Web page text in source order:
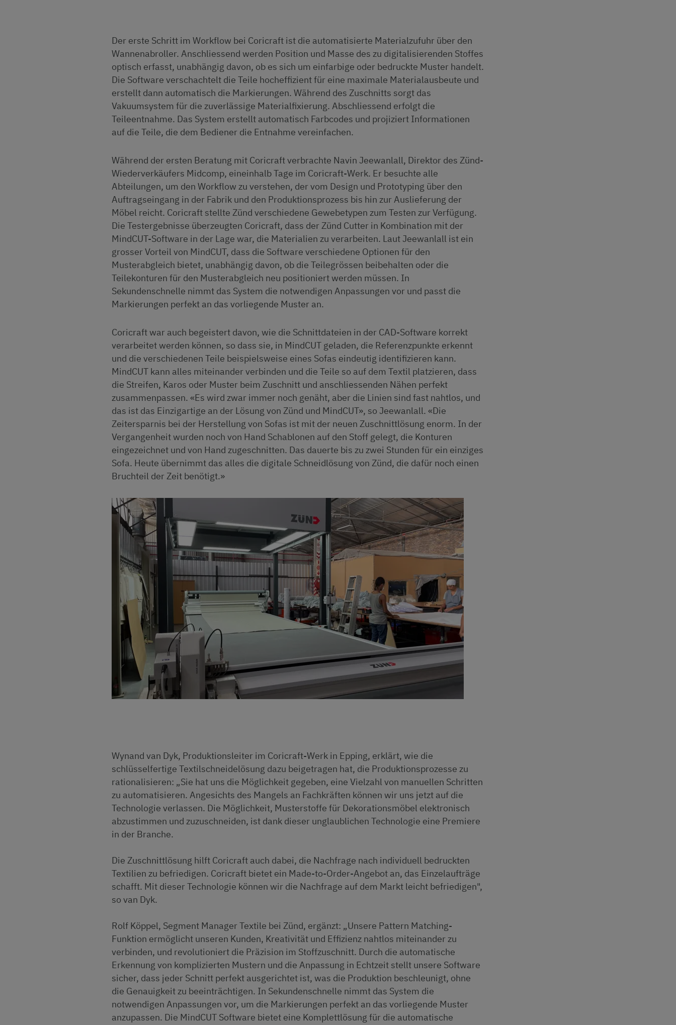
Der erste Schritt im Workflow bei Coricraft ist die automatisierte Materialzufuhr über den
Wannenabroller. Anschliessend werden Position und Masse des zu digitalisierenden Stoffes
optisch erfasst, unabhängig davon, ob es sich um einfarbige oder bedruckte Muster handelt.
Die Software verschachtelt die Teile hocheffizient für eine maximale Materialausbeute und
erstellt dann automatisch die Markierungen. Während des Zuschnitts sorgt das
Vakuumsystem für die zuverlässige Materialfixierung. Abschliessend erfolgt die
Teileentnahme. Das System erstellt automatisch Farbcodes und projiziert Informationen
auf die Teile, die dem Bediener die Entnahme vereinfachen.
Während der ersten Beratung mit Coricraft verbrachte Navin Jeewanlall, Direktor des Zünd-
Wiederverkäufers Midcomp, eineinhalb Tage im Coricraft-Werk. Er besuchte alle
Abteilungen, um den Workflow zu verstehen, der vom Design und Prototyping über den
Auftragseingang in der Fabrik und den Produktionsprozess bis hin zur Auslieferung der
Möbel reicht. Coricraft stellte Zünd verschiedene Gewebetypen zum Testen zur Verfügung.
Die Testergebnisse überzeugten Coricraft, dass der Zünd Cutter in Kombination mit der
MindCUT-Software in der Lage war, die Materialien zu verarbeiten. Laut Jeewanlall ist ein
grosser Vorteil von MindCUT, dass die Software verschiedene Optionen für den
Musterabgleich bietet, unabhängig davon, ob die Teilegrössen beibehalten oder die
Teilekonturen für den Musterabgleich neu positioniert werden müssen. In
Sekundenschnelle nimmt das System die notwendigen Anpassungen vor und passt die
Markierungen perfekt an das vorliegende Muster an.
Coricraft war auch begeistert davon, wie die Schnittdateien in der CAD-Software korrekt
verarbeitet werden können, so dass sie, in MindCUT geladen, die Referenzpunkte erkennt
und die verschiedenen Teile beispielsweise eines Sofas eindeutig identifizieren kann.
MindCUT kann alles miteinander verbinden und die Teile so auf dem Textil platzieren, dass
die Streifen, Karos oder Muster beim Zuschnitt und anschliessenden Nähen perfekt
zusammenpassen. «Es wird zwar immer noch genäht, aber die Linien sind fast nahtlos, und
das ist das Einzigartige an der Lösung von Zünd und MindCUT», so Jeewanlall. «Die
Zeitersparnis bei der Herstellung von Sofas ist mit der neuen Zuschnittlösung enorm. In der
Vergangenheit wurden noch von Hand Schablonen auf den Stoff gelegt, die Konturen
eingezeichnet und von Hand zugeschnitten. Das dauerte bis zu zwei Stunden für ein einziges
Sofa. Heute übernimmt das alles die digitale Schneidlösung von Zünd, die dafür noch einen
Bruchteil der Zeit benötigt.»
Wynand van Dyk, Produktionsleiter im Coricraft-Werk in Epping, erklärt, wie die
schlüsselfertige Textilschneidelösung dazu beigetragen hat, die Produktionsprozesse zu
rationalisieren: „Sie hat uns die Möglichkeit gegeben, eine Vielzahl von manuellen Schritten
zu automatisieren. Angesichts des Mangels an Fachkräften können wir uns jetzt auf die
Technologie verlassen. Die Möglichkeit, Musterstoffe für Dekorationsmöbel elektronisch
abzustimmen und zuzuschneiden, ist dank dieser unglaublichen Technologie eine Premiere
in der Branche.
Die Zuschnittlösung hilft Coricraft auch dabei, die Nachfrage nach individuell bedruckten
Textilien zu befriedigen. Coricraft bietet ein Made-to-Order-Angebot an, das Einzelaufträge
schafft. Mit dieser Technologie können wir die Nachfrage auf dem Markt leicht befriedigen",
so van Dyk.
Rolf Köppel, Segment Manager Textile bei Zünd, ergänzt: „Unsere Pattern Matching-
Funktion ermöglicht unseren Kunden, Kreativität und Effizienz nahtlos miteinander zu
verbinden, und revolutioniert die Präzision im Stoffzuschnitt. Durch die automatische
Erkennung von komplizierten Mustern und die Anpassung in Echtzeit stellt unsere Software
sicher, dass jeder Schnitt perfekt ausgerichtet ist, was die Produktion beschleunigt, ohne
die Genauigkeit zu beeinträchtigen. In Sekundenschnelle nimmt das System die
notwendigen Anpassungen vor, um die Markierungen perfekt an das vorliegende Muster
anzupassen. Die MindCUT Software bietet eine Komplettlösung für die automatische